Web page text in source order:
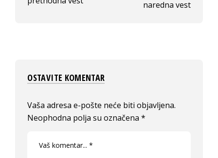
naredna vest
OSTAVITE KOMENTAR
Vaša adresa e-pošte neće biti objavljena.
Neophodna polja su označena*